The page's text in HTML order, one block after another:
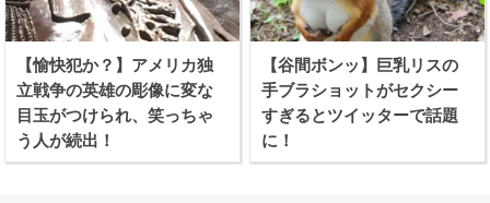
【愉快犯か？】アメリカ独
立戦争の英雄の彫像に変な
目玉がつけられ、笑っちゃ
う人が続出！
【谷間ボンッ】巨乳リスの
手ブラショットがセクシー
すぎるとツイッターで話題
に！